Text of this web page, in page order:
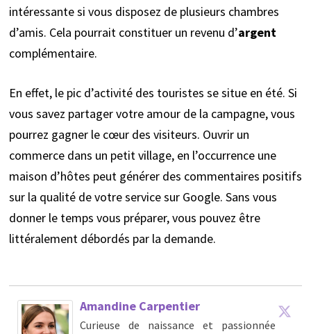
intéressante si vous disposez de plusieurs chambres
d’amis. Cela pourrait constituer un revenu d’argent
complémentaire.
En effet, le pic d’activité des touristes se situe en été. Si
vous savez partager votre amour de la campagne, vous
pourrez gagner le cœur des visiteurs. Ouvrir un
commerce dans un petit village, en l’occurrence une
maison d’hôtes peut générer des commentaires positifs
sur la qualité de votre service sur Google. Sans vous
donner le temps vous préparer, vous pouvez être
littéralement débordés par la demande.
Amandine Carpentier
Curieuse de naissance et passionnée